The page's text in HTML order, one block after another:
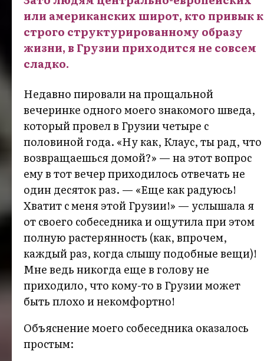
или американских широт, кто привык к
строго структурированному образу
жизни, в Грузии приходится не совсем
сладко.
Недавно пировали на прощальной
вечеринке одного моего знакомого шведа,
который провел в Грузии четыре с
половиной года. «Ну как, Клаус, ты рад, что
возвращаешься домой?» — на этот вопрос
ему в тот вечер приходилось отвечать не
один десяток раз. — «Еще как радуюсь!
Хватит с меня этой Грузии!» — услышала я
от своего собеседника и ощутила при этом
полную растерянность (как, впрочем,
каждый раз, когда слышу подобные вещи)!
Мне ведь никогда еще в голову не
приходило, что кому-то в Грузии может
быть плохо и некомфортно!
Объяснение моего собеседника оказалось
простым: